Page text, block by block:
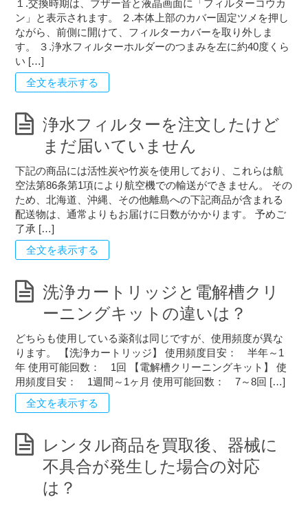
１.交換時期は、ブザー音と液晶画面に「フィルターコウカ
ン」と表示されます。 ２.本体上部のカバー固定ツメを押し
ながら、前側に開けて、フィルターカバーを取り外しま
す。 ３.浄水フィルターホルダーのつまみを左に約40度くら
い […]
全文を表示する
浄水フィルターを注文したけど
まだ届いていません
下記の商品には活性炭や竹炭を使用しており、これらは航
空法第86条第1項により航空機での輸送ができません。 その
ため、北海道、沖縄、その他離島への下記商品が含まれる
配送物は、通常よりもお届けに日数がかかります。 予めご
了承 […]
全文を表示する
洗浄カートリッジと電解槽クリ
ーニングキットの違いは？
どちらも使用している薬剤は同じですが、使用頻度が異な
ります。 【洗浄カートリッジ】 使用頻度目安： 半年～1
年 使用可能回数： 1回 【電解槽クリーニングキット】 使
用頻度目安： 1週間～1ヶ月 使用可能回数： 7～8回 […]
全文を表示する
レンタル商品を買取後、器械に
不具合が発生した場合の対応
は？